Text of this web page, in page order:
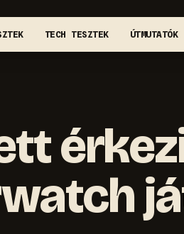
TECH TESZTEK ÚTMUTATÓK